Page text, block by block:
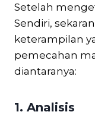
Setelah
Sendiri,
keterampilan
pemecahan
diantaranya:
1. Analisis